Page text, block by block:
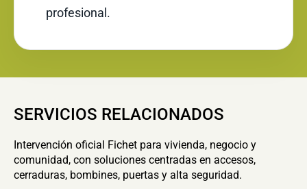
profesional.
SERVICIOS RELACIONADOS
Intervención oficial Fichet para vivienda, negocio y
comunidad, con soluciones centradas en accesos,
cerraduras, bombines, puertas y alta seguridad.